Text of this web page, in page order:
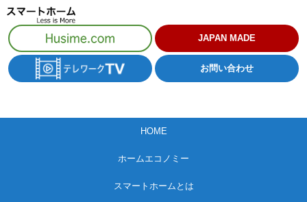
コ
ン
ン
JAPAN MADE
お問い合わせ
HOME
ホームエコノミー
スマートホームとは